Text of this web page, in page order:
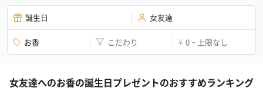
誕生日 女友達
お香 こだわり ¥ 0 ~ 上限なし
女友達へのお香の誕生日プレゼントのおすすめランキング